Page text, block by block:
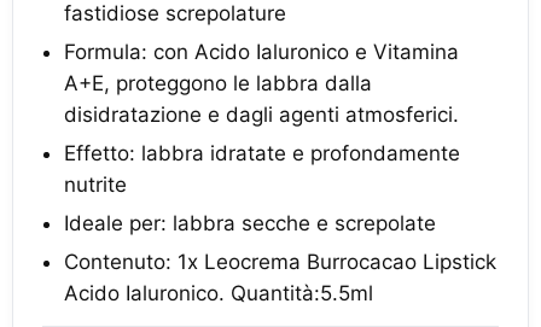
fastidiose screpolature
Formula: con Acido Ialuronico e Vitamina
A+E, proteggono le labbra dalla
disidratazione e dagli agenti atmosferici.
Effetto: labbra idratate e profondamente
nutrite
Ideale per: labbra secche e screpolate
Contenuto: 1x Leocrema Burrocacao Lipstick
Acido Ialuronico. Quantità:5.5ml